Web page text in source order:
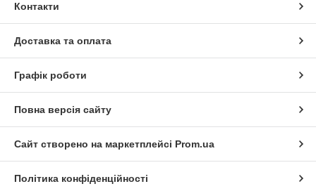
Контакти
Доставка та оплата
Графік роботи
Повна версія сайту
Сайт створено на маркетплейсі Prom.ua
Політика конфіденційності